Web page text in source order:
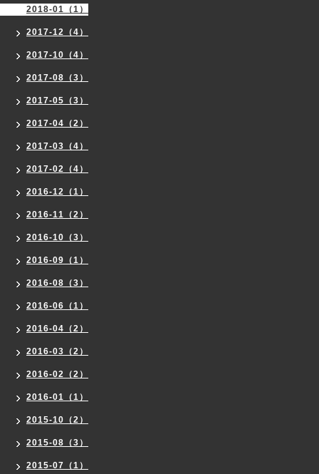
2018-01（1）
2017-12（4）
2017-10（4）
2017-08（3）
2017-05（3）
2017-04（2）
2017-03（4）
2017-02（4）
2016-12（1）
2016-11（2）
2016-10（3）
2016-09（1）
2016-08（3）
2016-06（1）
2016-04（2）
2016-03（2）
2016-02（2）
2016-01（1）
2015-10（2）
2015-08（3）
2015-07（1）